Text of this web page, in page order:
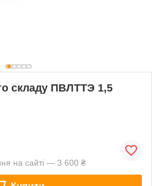
складу ПВЛТТЭ 1,5
на сайті — 3 600 ₴